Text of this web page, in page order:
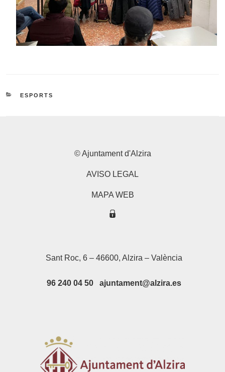
CATEGORÍAS
ESPORTS
© Ajuntament d'Alzira
AVISO LEGAL
MAPA WEB
Sant Roc, 6 – 46600, Alzira – València
96 240 04 50 ajuntament@alzira.es